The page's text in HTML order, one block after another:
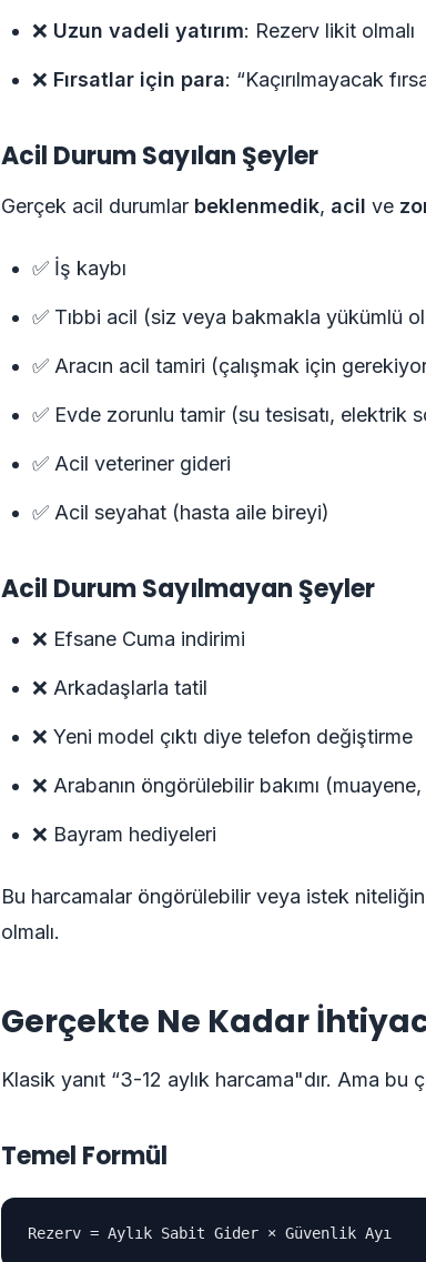
❌ Uzun vadeli yatırım: Rezerv likit olmalı
❌ Fırsatlar için para: “Kaçırılmayacak
Acil Durum Sayılan Şeyler
Gerçek acil durumlar beklenmedik, acil ve
✅ İş kaybı
✅ Tıbbi acil (siz veya bakmakla yükümlü
✅ Aracın acil tamiri (çalışmak için
✅ Evde zorunlu tamir (su tesisatı, elektrik
✅ Acil veteriner gideri
✅ Acil seyahat (hasta aile bireyi)
Acil Durum Sayılmayan Şeyler
❌ Efsane Cuma indirimi
❌ Arkadaşlarla tatil
❌ Yeni model çıktı diye telefon değiştirme
❌ Arabanın öngörülebilir bakımı
❌ Bayram hediyeleri
Bu harcamalar öngörülebilir veya istek
olmalı.
Gerçekte Ne Kadar
Klasik yanıt “3-12 aylık harcama"dır. Ama bu
Temel Formül